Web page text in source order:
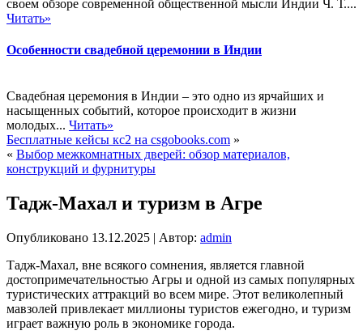
своем обзоре современной общественной мысли Индии Ч. Т....
Читать»
Особенности свадебной церемонии в Индии
Свадебная церемония в Индии – это одно из ярчайших и
насыщенных событий, которое происходит в жизни
молодых... Читать»
Бесплатные кейсы кс2 на csgobooks.com »
« Выбор межкомнатных дверей: обзор материалов,
конструкций и фурнитуры
Тадж-Махал и туризм в Агре
Опубликовано 13.12.2025 | Автор: admin
Тадж-Махал, вне всякого сомнения, является главной
достопримечательностью Агры и одной из самых популярных
туристических аттракций во всем мире. Этот великолепный
мавзолей привлекает миллионы туристов ежегодно, и туризм
играет важную роль в экономике города.